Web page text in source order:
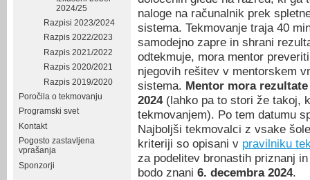
2024/25
Razpisi 2023/2024
Razpis 2022/2023
Razpis 2021/2022
Razpis 2020/2021
Razpis 2019/2020
Poročila o tekmovanju
Programski svet
Kontakt
Pogosto zastavljena
vprašanja
Sponzorji
naloge na računalnik prek
sistema. Tekmovanje traja 40
samodejno zapre in shrani
odtekmuje, mora mentor
njegovih rešitev v mentorskem
sistema. Mentor mora
2024 (lahko pa to stori že takoj,
tekmovanjem). Po tem datumu
Najboljši tekmovalci z vsake
kriteriji so opisani v pravilniku
za podelitev bronastih priznanj
bodo znani 6. decembra 2024.